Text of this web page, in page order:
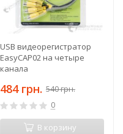
USB видеорегистратор
EasyCAP02 на четыре
канала
484 грн. 540 грн.
0
В корзину